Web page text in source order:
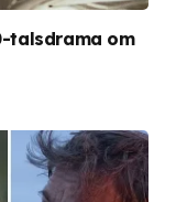
talsdrama om